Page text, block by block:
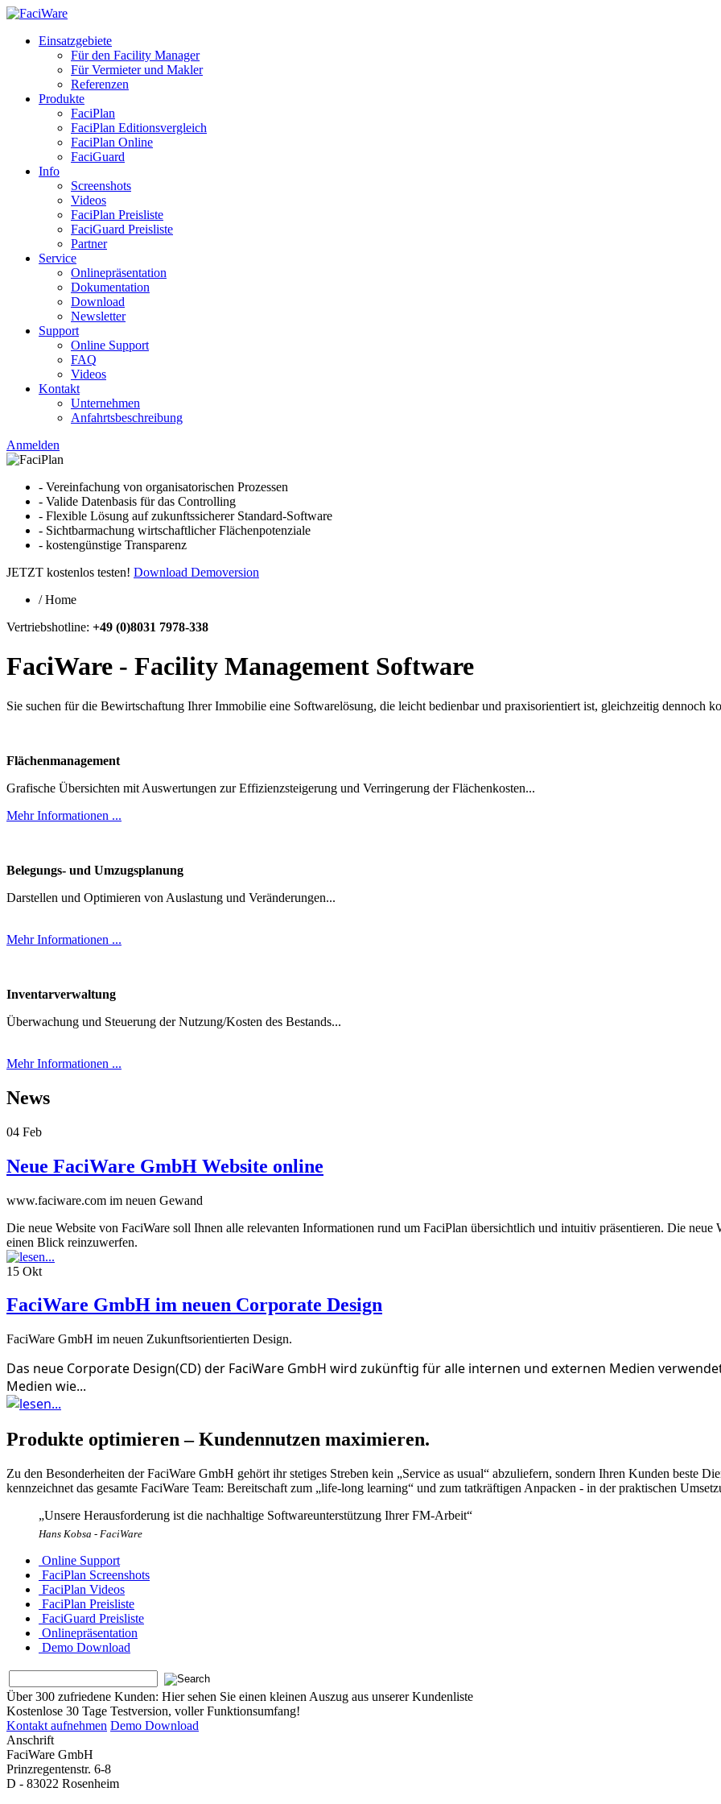
Einsatzgebiete
Für den Facility Manager
Für Vermieter und Makler
Referenzen
Produkte
FaciPlan
FaciPlan Editionsvergleich
FaciPlan Online
FaciGuard
Info
Screenshots
Videos
FaciPlan Preisliste
FaciGuard Preisliste
Partner
Service
Onlinepräsentation
Dokumentation
Download
Newsletter
Support
Online Support
FAQ
Videos
Kontakt
Unternehmen
Anfahrtsbeschreibung
Anmelden
- Vereinfachung von organisatorischen Prozessen
- Valide Datenbasis für das Controlling
- Flexible Lösung auf zukunftssicherer Standard-Software
- Sichtbarmachung wirtschaftlicher Flächenpotenziale
- kostengünstige Transparenz
JETZT kostenlos testen! Download Demoversion
/Home
Vertriebshotline: +49 (0)8031 7978-338
FaciWare - Facility Management Software
Sie suchen für die Bewirtschaftung Ihrer Immobilie eine Softwarelösung, die leicht bedienbar und praxisorientiert ist, gleichzeitig dennoch
Flächenmanagement
Grafische Übersichten mit Auswertungen zur Effizienzsteigerung und Verringerung der Flächenkosten...
Mehr Informationen ...
Belegungs- und Umzugsplanung
Darstellen und Optimieren von Auslastung und Veränderungen...
Mehr Informationen ...
Inventarverwaltung
Überwachung und Steuerung der Nutzung/Kosten des Bestands...
Mehr Informationen ...
News
04 Feb
Neue FaciWare GmbH Website online
www.faciware.com im neuen Gewand
Die neue Website von FaciWare soll Ihnen alle relevanten Informationen rund um FaciPlan übersichtlich und intuitiv präsentieren. Die
einen Blick reinzuwerfen.
15 Okt
FaciWare GmbH im neuen Corporate Design
FaciWare GmbH im neuen Zukunftsorientierten Design.
Das neue Corporate Design(CD) der FaciWare GmbH wird zukünftig für alle internen und externen Medien
Medien wie...
Produkte optimieren – Kundennutzen maximieren.
Zu den Besonderheiten der FaciWare GmbH gehört ihr stetiges Streben kein „Service as usual“ abzuliefern, sondern Ihren Kunden beste
kennzeichnet das gesamte FaciWare Team: Bereitschaft zum „life-long learning“ und zum tatkräftigen Anpacken - in der praktischen
„Unsere Herausforderung ist die nachhaltige Softwareunterstützung Ihrer FM-Arbeit“
Hans Kobsa - FaciWare
Online Support
FaciPlan Screenshots
FaciPlan Videos
FaciPlan Preisliste
FaciGuard Preisliste
Onlinepräsentation
Demo Download
Über 300 zufriedene Kunden: Hier sehen Sie einen kleinen Auszug aus unserer Kundenliste
Kostenlose 30 Tage Testversion, voller Funktionsumfang!
Kontakt aufnehmen Demo Download
Anschrift
FaciWare GmbH
Prinzregentenstr. 6-8
D - 83022 Rosenheim